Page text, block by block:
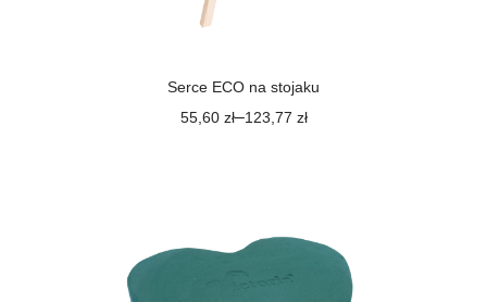
Serce ECO na stojaku
55,60 zł–123,77 zł